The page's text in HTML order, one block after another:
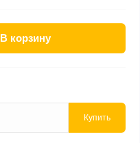
В корзину
Купить